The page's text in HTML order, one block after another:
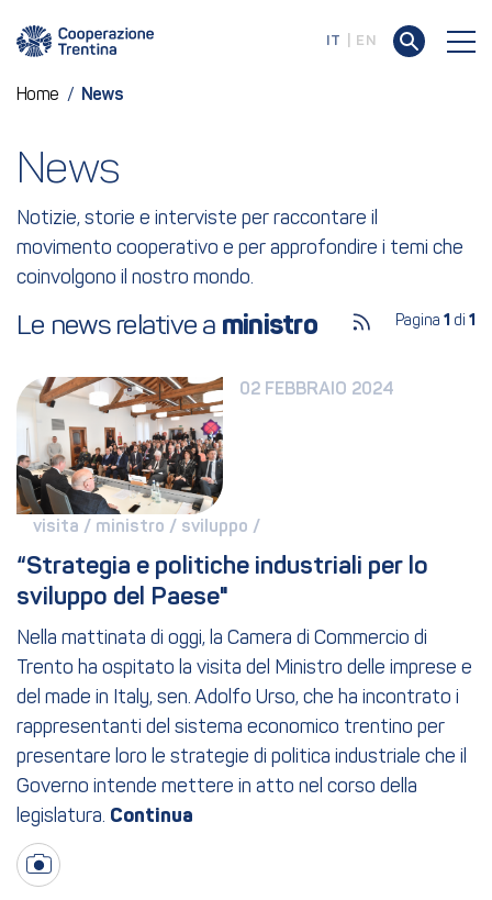
IT EN
Home / News
News
Notizie, storie e interviste per raccontare il
movimento cooperativo e per approfondire i temi che
coinvolgono il nostro mondo.
Le news relative a ministro Pagina 1 di 1
02 FEBBRAIO 2024
visita / ministro / sviluppo /
“Strategia e politiche industriali per lo
sviluppo del Paese"
Nella mattinata di oggi, la Camera di Commercio di
Trento ha ospitato la visita del Ministro delle imprese e
del made in Italy, sen. Adolfo Urso, che ha incontrato i
rappresentanti del sistema economico trentino per
presentare loro le strategie di politica industriale che il
Governo intende mettere in atto nel corso della
legislatura.